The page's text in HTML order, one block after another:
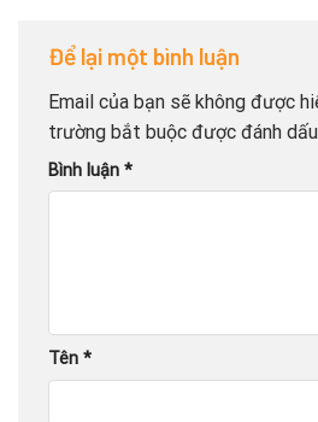
Để lại một bình luận
Email của bạn sẽ không được
trường bắt buộc được đánh dấu
Bình luận *
Tên *